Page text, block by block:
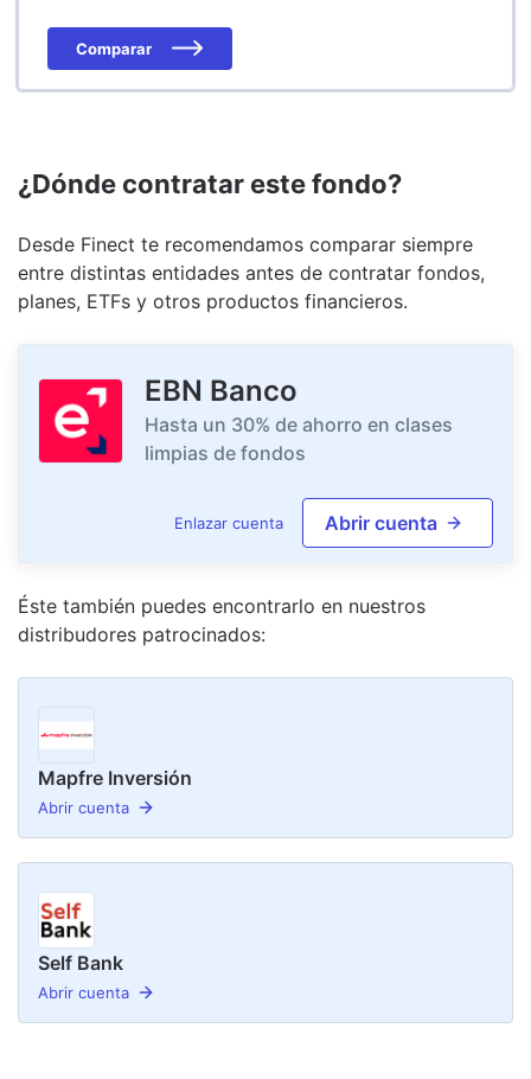
Comparar
¿Dónde contratar este fondo?
Desde Finect te recomendamos comparar siempre
entre distintas entidades antes de contratar fondos,
planes, ETFs y otros productos financieros.
EBN Banco
Hasta un 30% de ahorro en clases
limpias de fondos
Enlazar cuenta Abrir cuenta
Éste también puedes encontrarlo en nuestros
distribudores patrocinados:
Mapfre Inversión
Abrir cuenta
Self Bank
Abrir cuenta